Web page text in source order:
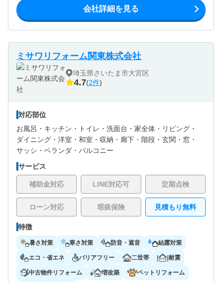
会社詳細を見る
ミサワリフォーム関東株式会社
埼玉県さいたま市大宮区
4.7(2件)
対応部位
お風呂・ キッチン・ トイレ・ 洗面台・ 家全体・ リビング・
ダイニング・ 洋室・ 和室・ 収納・ 廊下・ 階段・ 玄関・ 窓・
サッシ・ ベランダ・バルコニー
サービス
補助金対応 LINE対応可 定期点検
ローン対応 瑕疵保険 見積もり無料
特徴
暑さ対策 寒さ対策 防音・遮音 結露対策
エコ・省エネ バリアフリー 二世帯 耐震
中古物件リフォーム 増改築 ペットリフォーム